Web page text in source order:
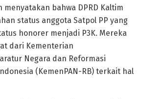
menyatakan bahwa DPRD Kaltim
status anggota Satpol PP yang
honorer menjadi P3K. Mereka
dari Kementerian
Negara dan Reformasi
(KemenPAN-RB) terkait hal